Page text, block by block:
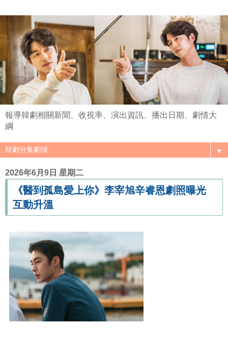
報導韓劇相關新聞、收視率、演出資訊、播出日期、劇情大
綱
▼
2026年6月9日 星期二
《醫到孤島愛上你》李宰旭辛睿恩劇照曝光
互動升溫